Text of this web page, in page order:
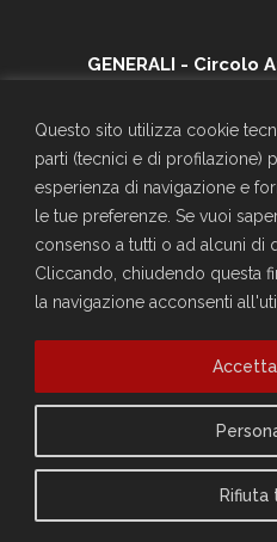
Questo sito utilizza cookie
parti (tecnici e di profilazione)
esperienza di navigazione e
le tue preferenze. Se vuoi
consenso a tutti o ad alcuni di
Cliccando, chiudendo questa
la navigazione acconsenti
Rifiuta
GENERALI - Circolo
Largo Don
Telefono:
CF.
Vuoi diventare socio del
Sei già socio?
Compila il form per richiedere
Privacy
Cookie